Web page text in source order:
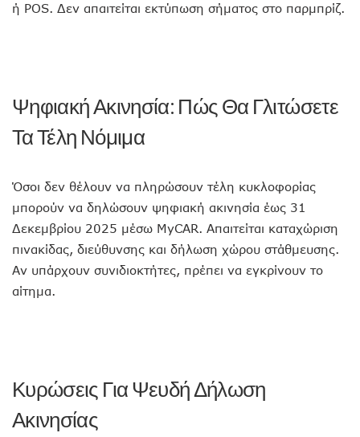
ή POS. Δεν απαιτείται εκτύπωση σήματος στο παρμπρίζ.
Ψηφιακή Ακινησία: Πώς Θα Γλιτώσετε
Τα Τέλη Νόμιμα
Όσοι δεν θέλουν να πληρώσουν τέλη κυκλοφορίας
μπορούν να δηλώσουν ψηφιακή ακινησία έως 31
Δεκεμβρίου 2025 μέσω MyCAR. Απαιτείται καταχώριση
πινακίδας, διεύθυνσης και δήλωση χώρου στάθμευσης.
Αν υπάρχουν συνιδιοκτήτες, πρέπει να εγκρίνουν το
αίτημα.
Κυρώσεις Για Ψευδή Δήλωση
Ακινησίας